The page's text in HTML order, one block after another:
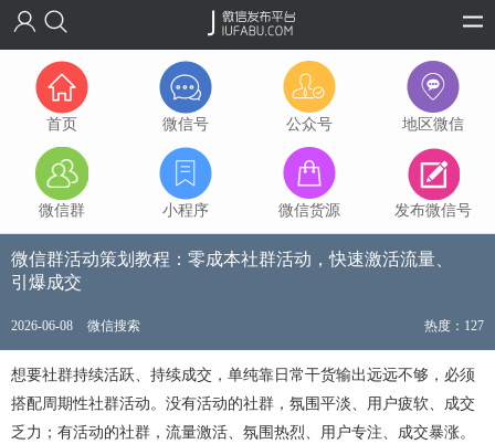
首页 微信号 公众号 地区微信
微信群 小程序 微信货源 发布微信号
微信群活动策划教程：零成本社群活动，快速激活流量、
引爆成交
2026-06-08 微信搜索 热度：127
想要社群持续活跃、持续成交，单纯靠日常干货输出远远不够，必须
搭配周期性社群活动。没有活动的社群，氛围平淡、用户疲软、成交
乏力；有活动的社群，流量激活、氛围热烈、用户专注、成交暴涨。